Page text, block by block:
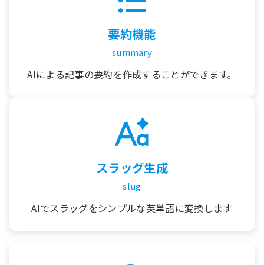
要約機能
summary
AIによる記事の要約を作成することができます。
スラッグ生成
slug
AIでスラッグをシンプルな英単語に変換します